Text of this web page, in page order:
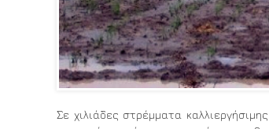
Σε χιλιάδες στρέμματα